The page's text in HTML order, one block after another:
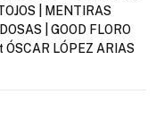
| MENTIRAS
| GOOD FLORO
ÓSCAR LÓPEZ ARIAS